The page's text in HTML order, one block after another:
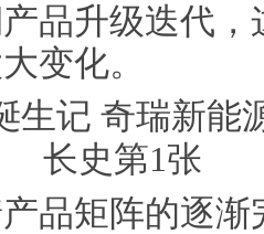
品升级迭代
变化。
品矩阵的逐